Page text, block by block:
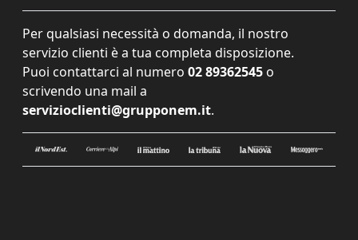
Per qualsiasi necessità o domanda, il nostro
servizio clienti è a tua completa disposizione.
Puoi contattarci al numero 02 89362545 o
scrivendo una mail a
servizioclienti@grupponem.it.